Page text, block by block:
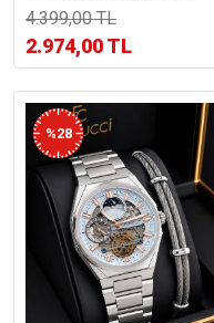
Garantili 3 Atm Kadın Kol
Saati+Bileklik BFC.03766.2
4.399,00 TL
2.974,00 TL
%28